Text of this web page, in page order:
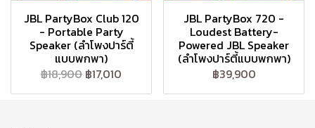
JBL PartyBox Club 120
- Portable Party
Speaker (ลำโพงปาร์ตี้
แบบพกพา)
฿18,900 ฿17,010
JBL PartyBox 720 -
Loudest Battery-
Powered JBL Speaker
(ลำโพงปาร์ตี้แบบพกพา)
฿39,900